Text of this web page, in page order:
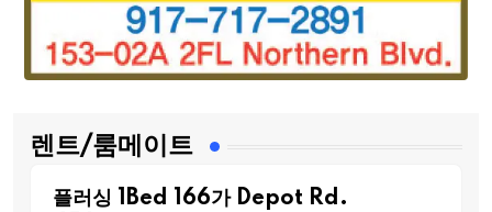
렌트/룸메이트
플러싱 1Bed 166가 Depot Rd.